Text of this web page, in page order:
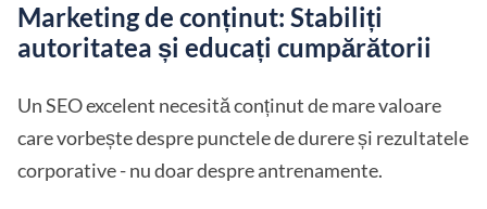
Marketing de conținut: Stabiliți
autoritatea și educați cumpărătorii
Un SEO excelent necesită conținut de mare valoare
care vorbește despre punctele de durere și rezultatele
corporative - nu doar despre antrenamente.